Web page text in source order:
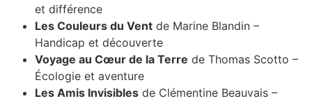
et différence
Les Couleurs du Vent de Marine Blandin –
Handicap et découverte
Voyage au Cœur de la Terre de Thomas Scotto –
Écologie et aventure
Les Amis Invisibles de Clémentine Beauvais –